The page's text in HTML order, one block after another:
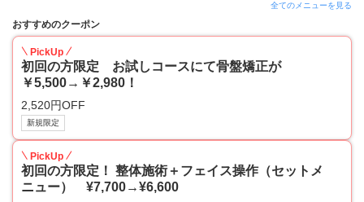
全てのメニューを見る
おすすめのクーポン
PickUp
初回の方限定 お試しコースにて骨盤矯正が
￥5,500→￥2,980！
2,520円OFF
新規限定
PickUp
初回の方限定！ 整体施術＋フェイス操作（セットメ
ニュー） ¥7,700→¥6,600